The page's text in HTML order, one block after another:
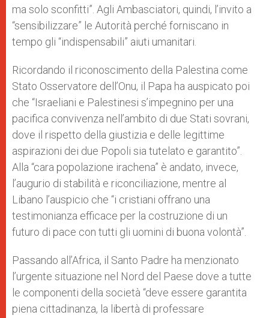
ma solo sconfitti”. Agli Ambasciatori, quindi, l’invito a
“sensibilizzare” le Autorità perché forniscano in
tempo gli “indispensabili” aiuti umanitari.
Ricordando il riconoscimento della Palestina come
Stato Osservatore dell’Onu, il Papa ha auspicato poi
che “Israeliani e Palestinesi s’impegnino per una
pacifica convivenza nell’ambito di due Stati sovrani,
dove il rispetto della giustizia e delle legittime
aspirazioni dei due Popoli sia tutelato e garantito”.
Alla “cara popolazione irachena” è andato, invece,
l’augurio di stabilità e riconciliazione, mentre al
Libano l’auspicio che “i cristiani offrano una
testimonianza efficace per la costruzione di un
futuro di pace con tutti gli uomini di buona volontà”.
Passando all’Africa, il Santo Padre ha menzionato
l’urgente situazione nel Nord del Paese dove a tutte
le componenti della società “deve essere garantita
piena cittadinanza, la libertà di professare